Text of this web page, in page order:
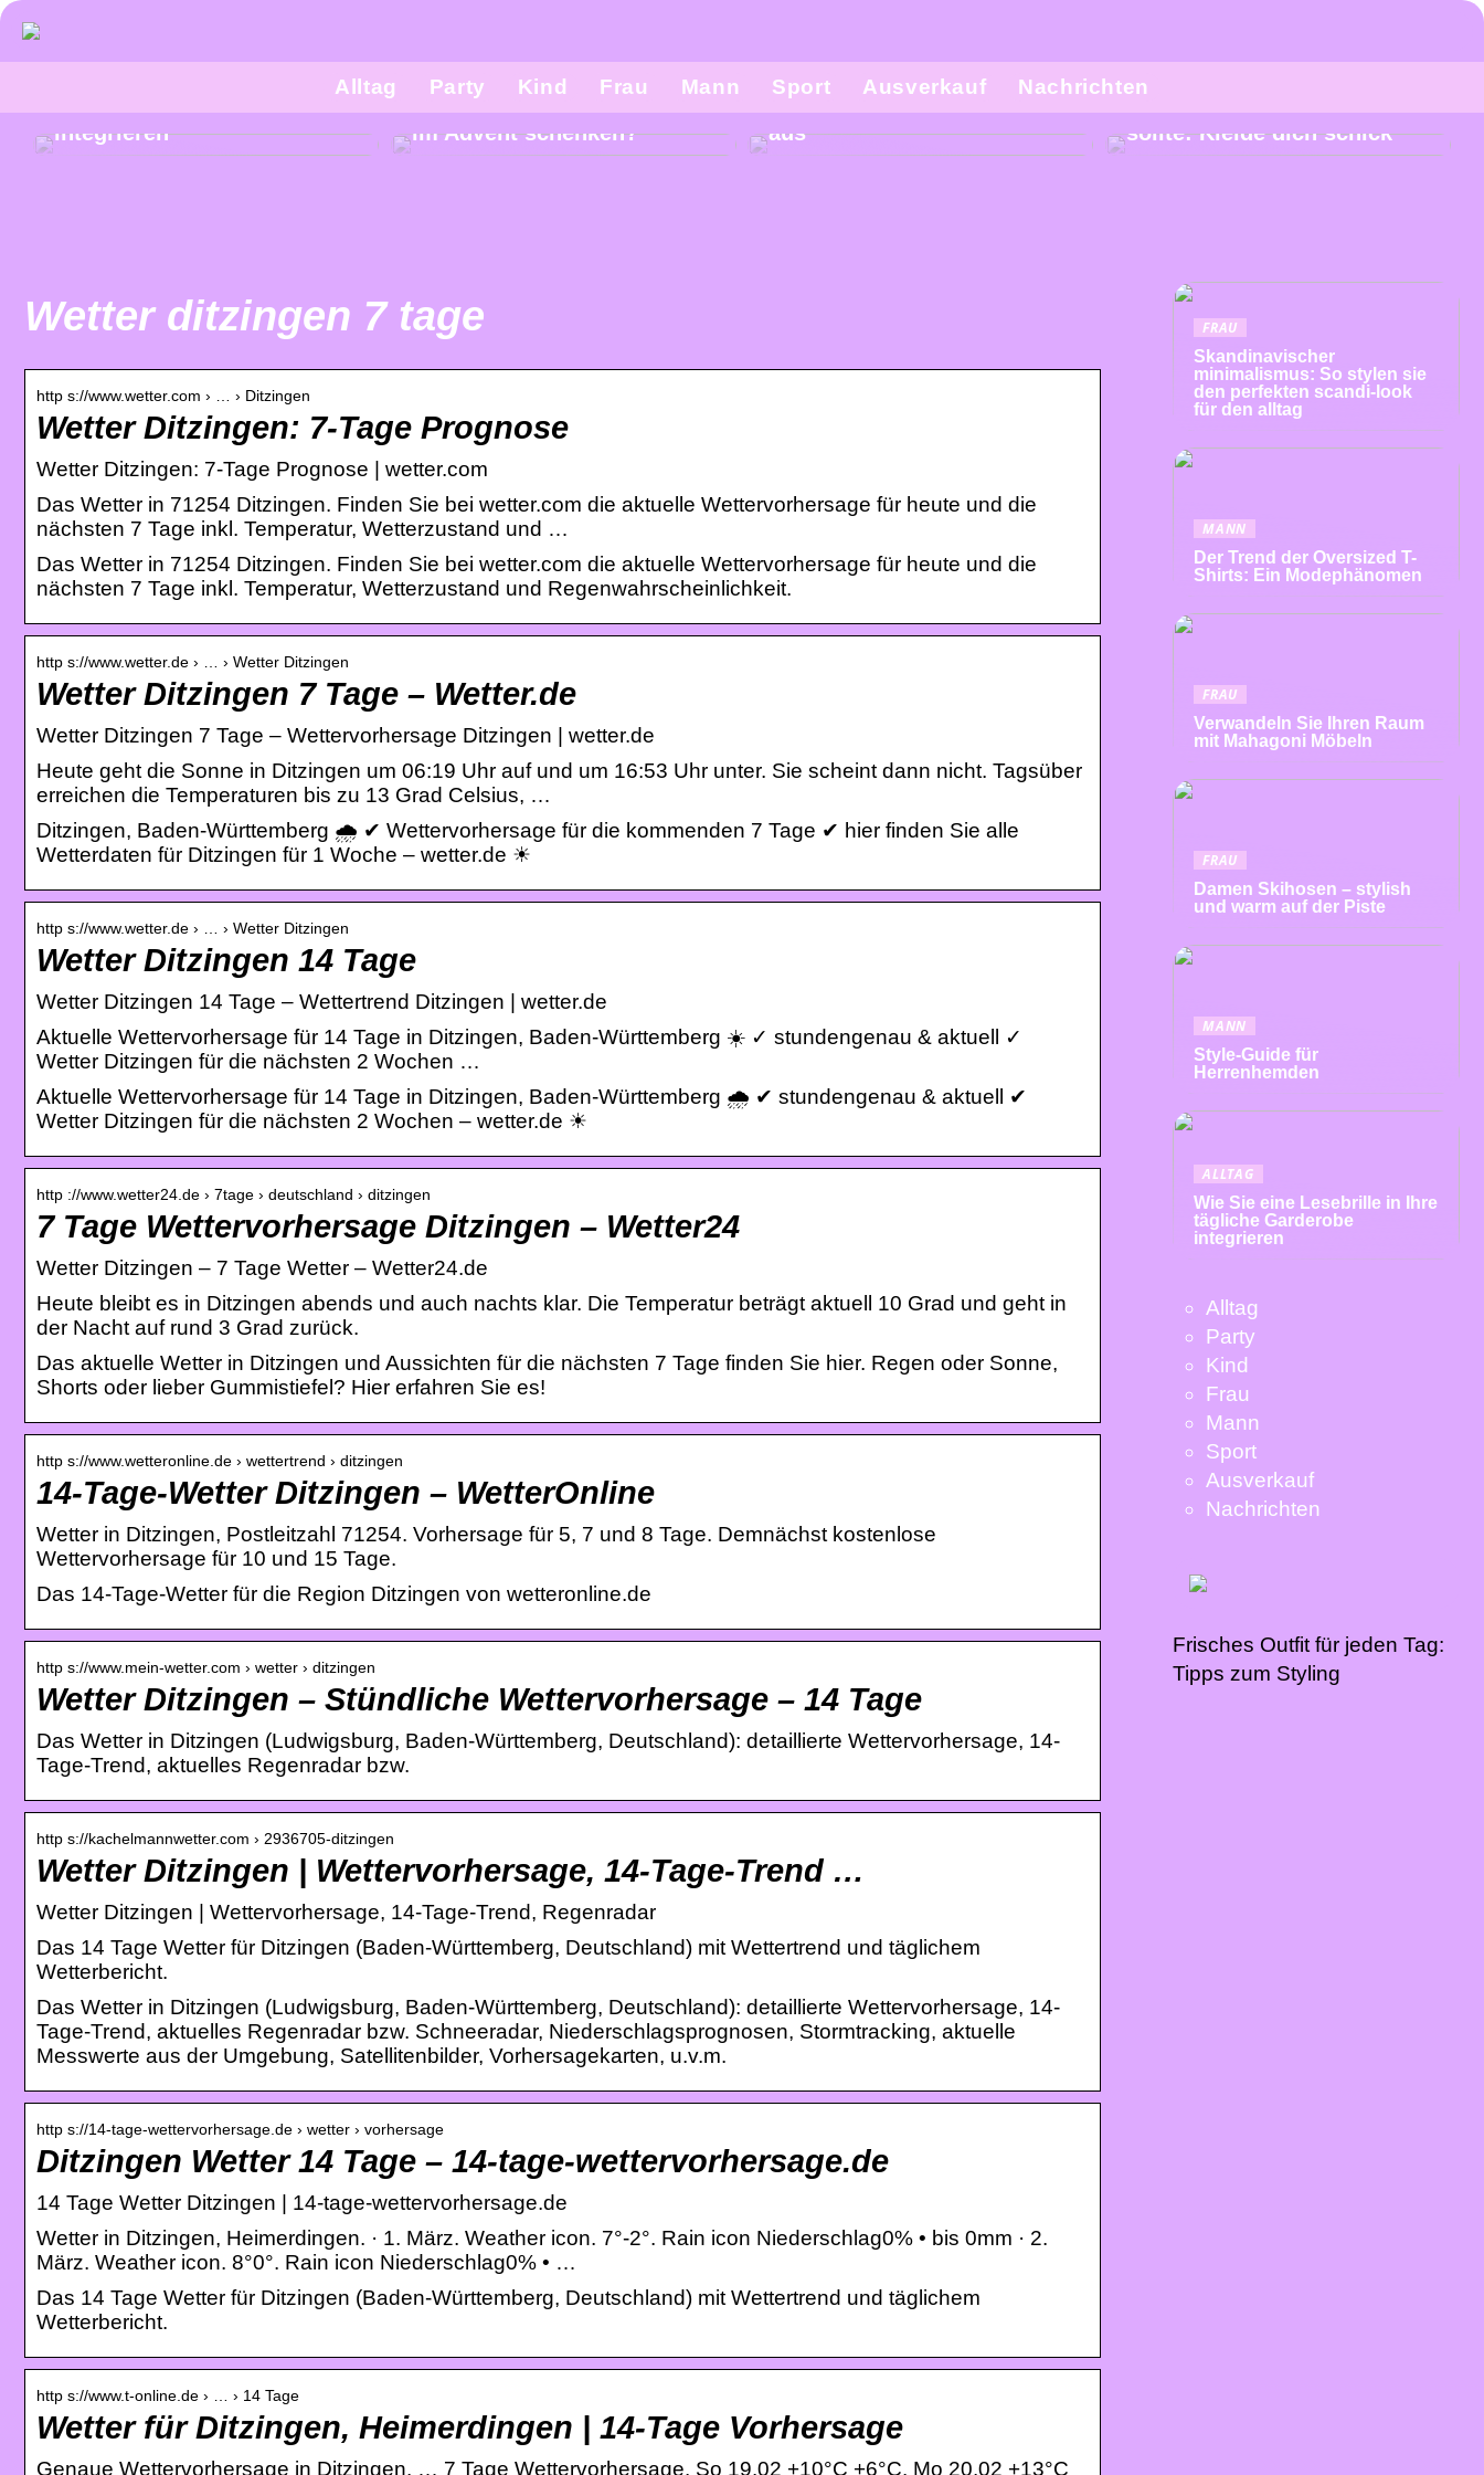
Alltag Party Kind Frau Mann Sport Ausverkauf Nachrichten
Ihre tägliche Garderobe
integrieren
Was soll man seinem Kind
im Advent schenken?
So sieht die moderne Küche
aus
Tipps, die jede Frau kennen
sollte: Kleide dich schick
Wetter ditzingen 7 tage
http s://www.wetter.com › … › Ditzingen
Wetter Ditzingen: 7-Tage Prognose
Wetter Ditzingen: 7-Tage Prognose | wetter.com
Das Wetter in 71254 Ditzingen. Finden Sie bei wetter.com die aktuelle Wettervorhersage für heute und die
nächsten 7 Tage inkl. Temperatur, Wetterzustand und …
Das Wetter in 71254 Ditzingen. Finden Sie bei wetter.com die aktuelle Wettervorhersage für heute und die
nächsten 7 Tage inkl. Temperatur, Wetterzustand und Regenwahrscheinlichkeit.
http s://www.wetter.de › … › Wetter Ditzingen
Wetter Ditzingen 7 Tage – Wetter.de
Wetter Ditzingen 7 Tage – Wettervorhersage Ditzingen | wetter.de
Heute geht die Sonne in Ditzingen um 06:19 Uhr auf und um 16:53 Uhr unter. Sie scheint dann nicht. Tagsüber
erreichen die Temperaturen bis zu 13 Grad Celsius, …
Ditzingen, Baden-Württemberg 🌧️ ✔ Wettervorhersage für die kommenden 7 Tage ✔ hier finden Sie alle
Wetterdaten für Ditzingen für 1 Woche – wetter.de ☀
http s://www.wetter.de › … › Wetter Ditzingen
Wetter Ditzingen 14 Tage
Wetter Ditzingen 14 Tage – Wettertrend Ditzingen | wetter.de
Aktuelle Wettervorhersage für 14 Tage in Ditzingen, Baden-Württemberg ☀️ ✓ stundengenau & aktuell ✓
Wetter Ditzingen für die nächsten 2 Wochen …
Aktuelle Wettervorhersage für 14 Tage in Ditzingen, Baden-Württemberg 🌧️ ✔ stundengenau & aktuell ✔
Wetter Ditzingen für die nächsten 2 Wochen – wetter.de ☀
http ://www.wetter24.de › 7tage › deutschland › ditzingen
7 Tage Wettervorhersage Ditzingen – Wetter24
Wetter Ditzingen – 7 Tage Wetter – Wetter24.de
Heute bleibt es in Ditzingen abends und auch nachts klar. Die Temperatur beträgt aktuell 10 Grad und geht in
der Nacht auf rund 3 Grad zurück.
Das aktuelle Wetter in Ditzingen und Aussichten für die nächsten 7 Tage finden Sie hier. Regen oder Sonne,
Shorts oder lieber Gummistiefel? Hier erfahren Sie es!
http s://www.wetteronline.de › wettertrend › ditzingen
14-Tage-Wetter Ditzingen – WetterOnline
Wetter in Ditzingen, Postleitzahl 71254. Vorhersage für 5, 7 und 8 Tage. Demnächst kostenlose
Wettervorhersage für 10 und 15 Tage.
Das 14-Tage-Wetter für die Region Ditzingen von wetteronline.de
http s://www.mein-wetter.com › wetter › ditzingen
Wetter Ditzingen – Stündliche Wettervorhersage – 14 Tage
Das Wetter in Ditzingen (Ludwigsburg, Baden-Württemberg, Deutschland): detaillierte Wettervorhersage, 14-
Tage-Trend, aktuelles Regenradar bzw.
http s://kachelmannwetter.com › 2936705-ditzingen
Wetter Ditzingen | Wettervorhersage, 14-Tage-Trend …
Wetter Ditzingen | Wettervorhersage, 14-Tage-Trend, Regenradar
Das 14 Tage Wetter für Ditzingen (Baden-Württemberg, Deutschland) mit Wettertrend und täglichem
Wetterbericht.
Das Wetter in Ditzingen (Ludwigsburg, Baden-Württemberg, Deutschland): detaillierte Wettervorhersage, 14-
Tage-Trend, aktuelles Regenradar bzw. Schneeradar, Niederschlagsprognosen, Stormtracking, aktuelle
Messwerte aus der Umgebung, Satellitenbilder, Vorhersagekarten, u.v.m.
http s://14-tage-wettervorhersage.de › wetter › vorhersage
Ditzingen Wetter 14 Tage – 14-tage-wettervorhersage.de
14 Tage Wetter Ditzingen | 14-tage-wettervorhersage.de
Wetter in Ditzingen, Heimerdingen. · 1. März. Weather icon. 7°-2°. Rain icon Niederschlag0% • bis 0mm · 2.
März. Weather icon. 8°0°. Rain icon Niederschlag0% • …
Das 14 Tage Wetter für Ditzingen (Baden-Württemberg, Deutschland) mit Wettertrend und täglichem
Wetterbericht.
http s://www.t-online.de › … › 14 Tage
Wetter für Ditzingen, Heimerdingen | 14-Tage Vorhersage
Genaue Wettervorhersage in Ditzingen. … 7 Tage Wettervorhersage. So 19.02 +10°C +6°C. Mo 20.02 +13°C
FRAU
Skandinavischer
minimalismus: So stylen sie
den perfekten scandi-look
für den alltag
MANN
Der Trend der Oversized T-
Shirts: Ein Modephänomen
FRAU
Verwandeln Sie Ihren Raum
mit Mahagoni Möbeln
FRAU
Damen Skihosen – stylish
und warm auf der Piste
MANN
Style-Guide für
Herrenhemden
ALLTAG
Wie Sie eine Lesebrille in Ihre
tägliche Garderobe
integrieren
Alltag
Party
Kind
Frau
Mann
Sport
Ausverkauf
Nachrichten
Frisches Outfit für jeden Tag:
Tipps zum Styling